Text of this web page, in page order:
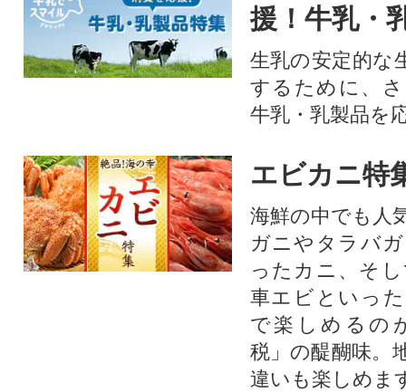
援！牛乳・
生乳の安定的な
するために、
牛乳・乳製品を
エビカニ特
海鮮の中でも人
ガニやタラバ
ったカニ、そ
車エビといっ
で楽しめるの
税」の醍醐味。
違いも楽しめま